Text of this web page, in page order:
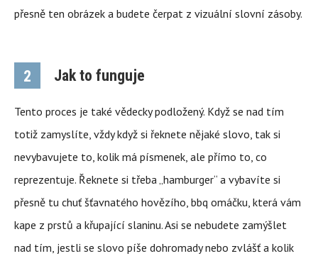
přesně ten obrázek a budete čerpat z vizuální slovní zásoby.
2 Jak to funguje
Tento proces je také vědecky podložený. Když se nad tím
totiž zamyslíte, vždy když si řeknete nějaké slovo, tak si
nevybavujete to, kolik má písmenek, ale přímo to, co
reprezentuje. Řeknete si třeba „hamburger“ a vybavíte si
přesně tu chuť šťavnatého hovězího, bbq omáčku, která vám
kape z prstů a křupající slaninu. Asi se nebudete zamýšlet
nad tím, jestli se slovo píše dohromady nebo zvlášť a kolik